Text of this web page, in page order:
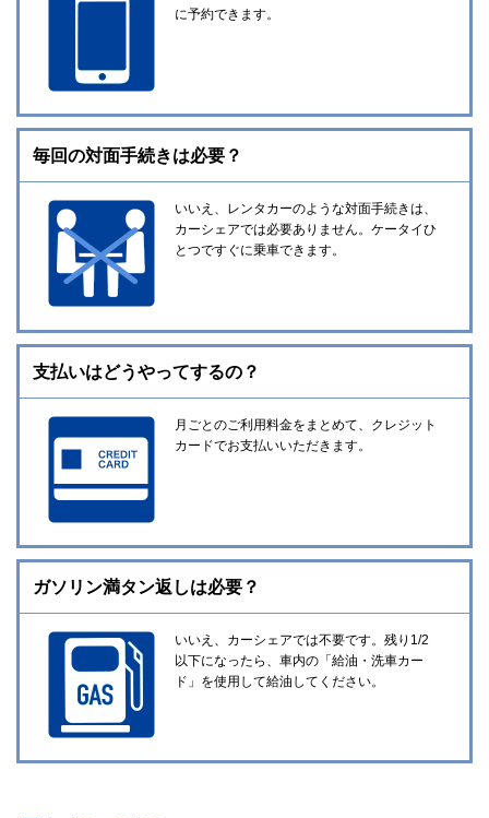
に予約できます。
毎回の対面手続きは必要？
いいえ、レンタカーのような対面手続きは、
カーシェアでは必要ありません。ケータイひ
とつですぐに乗車できます。
支払いはどうやってするの？
月ごとのご利用料金をまとめて、クレジット
カードでお支払いいただきます。
ガソリン満タン返しは必要？
いいえ、カーシェアでは不要です。残り1/2
以下になったら、車内の「給油・洗車カー
ド」を使用して給油してください。